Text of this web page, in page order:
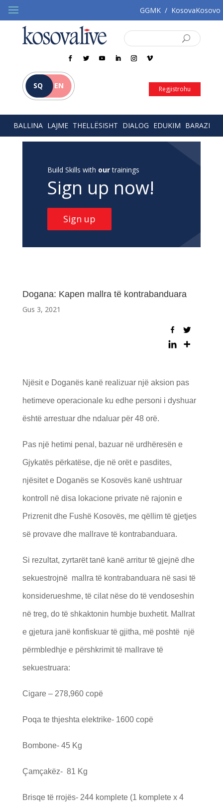
GGMK / KosovaKosovo
SQ EN Regjistrohu
BALLINA LAJME THELLËSISHT DIALOG EDUKIM BARAZI
Build Skills with ourtrainings
Sign up now!
Sign up
Dogana: Kapen mallra të kontrabanduara
Gus 3, 2021
Njësit e Doganës kanë realizuar një aksion pas
hetimeve operacionale ku edhe personi i dyshuar
është arrestuar dhe ndaluar për 48 orë.
Pas një hetimi penal, bazuar në urdhëresën e
Gjykatës përkatëse, dje në orët e pasdites,
njësitet e Doganës se Kosovës kanë ushtruar
kontroll në disa lokacione private në rajonin e
Prizrenit dhe Fushë Kosovës, me qëllim të gjetjes
së provave dhe mallrave të kontrabanduara.
Si rezultat, zyrtarët tanë kanë arritur të gjejnë dhe
sekuestrojnë mallra të kontrabanduara në sasi të
konsiderueshme, të cilat nëse do të vendoseshin
në treg, do të shkaktonin humbje buxhetit. Mallrat
e gjetura janë konfiskuar të gjitha, më poshtë një
përmbledhje e përshkrimit të mallrave të
sekuestruara:
Cigare – 278,960 copë
Poqa te thjeshta elektrike- 1600 copë
Bombone- 45 Kg
Çamçakëz- 81 Kg
Brisqe të rrojës- 244 komplete (1 komplete x 4